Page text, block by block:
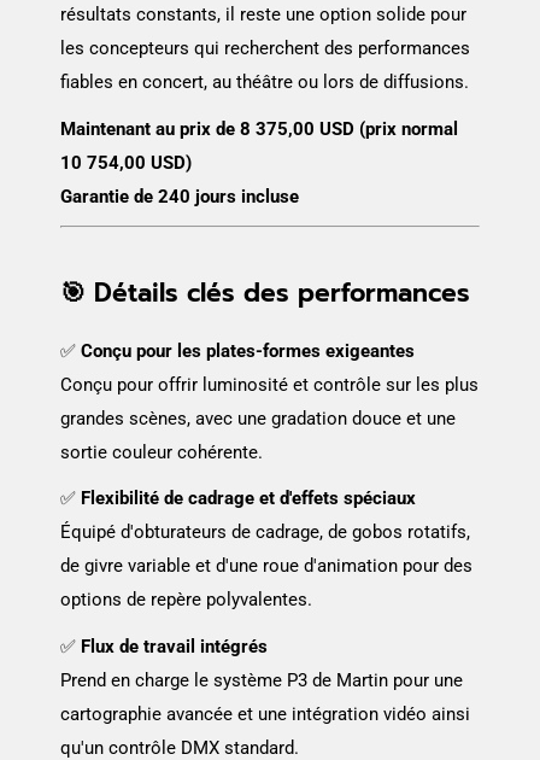
résultats constants, il reste une option solide pour
les concepteurs qui recherchent des performances
fiables en concert, au théâtre ou lors de diffusions.
Maintenant au prix de 8 375,00 USD (prix normal
10 754,00 USD)
Garantie de 240 jours incluse
🎯 Détails clés des performances
✅ Conçu pour les plates-formes exigeantes
Conçu pour offrir luminosité et contrôle sur les plus
grandes scènes, avec une gradation douce et une
sortie couleur cohérente.
✅ Flexibilité de cadrage et d'effets spéciaux
Équipé d'obturateurs de cadrage, de gobos rotatifs,
de givre variable et d'une roue d'animation pour des
options de repère polyvalentes.
✅ Flux de travail intégrés
Prend en charge le système P3 de Martin pour une
cartographie avancée et une intégration vidéo ainsi
qu'un contrôle DMX standard.